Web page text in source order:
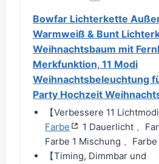
Bowfar Lichterkette
Warmweiß & Bunt
Weihnachtsbaum mit
Merkfunktion, 11 Modi
Weihnachtsbeleuchtung
Party Hochzeit
【Verbessere 11
Farbe
1 Dauerlicht 、
Farbe 1 Mischung 、Farbe
【Timing, Dimmbar und